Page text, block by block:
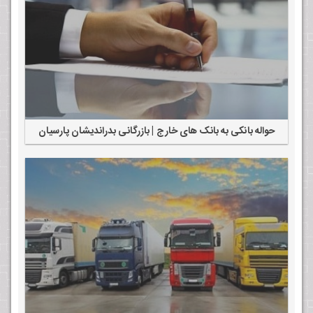
حواله‌ بانکی به بانک های خارج | بازرگانی بدراندیشان پارسیان